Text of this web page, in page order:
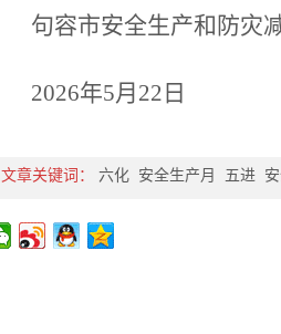
句容市安全生产和防灾
2026年5月22日
文章关键词： 六化 安全生产月 五进